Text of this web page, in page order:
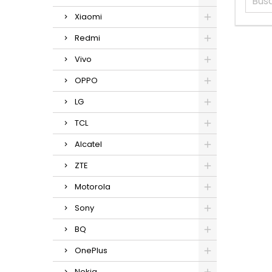
Xiaomi
Redmi
Vivo
OPPO
LG
TCL
Alcatel
ZTE
Motorola
Sony
BQ
OnePlus